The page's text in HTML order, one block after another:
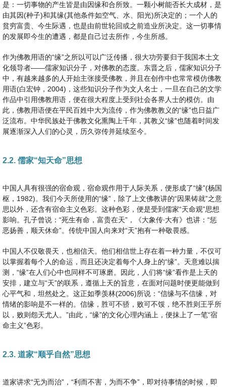
是：一切事物的产生皆是由因缘和合所致。一颗小树能否长大成材，是
由其因(种子)和其缘(其他条件如空气、水、阳光)所决定的；一个人的
贫穷富贵、今生际遇，也是由前世轮回或之前造业所决定。这一切事情
的发展即今生的遭遇，都是自己过去所作，今生所感。
作为佛教用语的“缘”之所以可以广泛传播，很大功劳要归于我国本土文
化领导者——儒家知识分子，对佛教的态度。东晋之后，儒家知识分子
中，有越来越多的人开始主张接受佛教，并且在创作中也常常模仿佛教
用语(白宏钟，2004)，这些知识分子作为文人名士，一旦在自己的文学
作品中引用佛教用语，便在很大程度上受到社会各界人士的模仿。由
此，佛教用语便在平民百姓中大为流传，作为佛教教义的“缘”也日益广
泛流布。中华民族处于佛教文化熏陶上千年，其教义“缘”也随着时间发
展逐渐深入人们的心灵，历久弥传并延续至今。
2.2. 儒家“知天命”思想
中国人具有很强的宿命观，宿命观作用于人际关系，便形成了“缘”(杨国
枢，1982)。我们今天所使用的“缘”，除了上文佛教讲的“因果铸就”之意
思以外，还含有宿命主义色彩。这种色彩，便是受到儒家“天命观”思想
影响。孔子曾说：“死生有命，富贵在天”，《大象传∙大有》也讲：“惩
恶扬善，顺天休命”。传统中国人向来对“天”抱有一种敬畏感。
中国人不仅敬畏天，也相信天。他们相信世上存在着一种力量，不仅可
以掌握着每个人的命运，而且还决定着每个人身上的“缘”。天意难以揣
测，“缘”在人们心中也同样不可琢磨。因此，人们将“缘”看作是上天的
安排，建立与“天”的联系，遵循上天的旨意，在面对问题时便更能做到
心平气和，坦然处之。这正如季羡林(2006)所说：“信缘与不信缘，对
情绪的影响是不一样的。信缘，胜可不骄，败可不馁，绝不胜则王乎所
以，败则怨天尤人。”由此，“缘”的文化心理内涵上，便抹上了一笔“宿
命主义”色彩。
2.3. 道家“顺乎自然”思想
道家讲求“无为而治”，“利而不害，为而不争”，即对待事情的时候，即